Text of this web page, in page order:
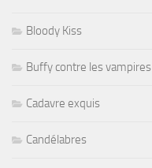
Bloody Kiss
Buffy contre les vampires
Cadavre exquis
Candélabres